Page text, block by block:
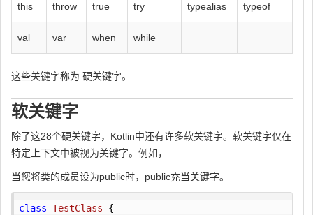
this throw true try typealias typeof
val var when while
这些关键字称为 硬关键字。
软关键字
除了这28个硬关键字，Kotlin中还有许多软关键字。软关键字仅在
特定上下文中被视为关键字。例如，
当您将类的成员设为public时，public充当关键字。
class TestClass
{